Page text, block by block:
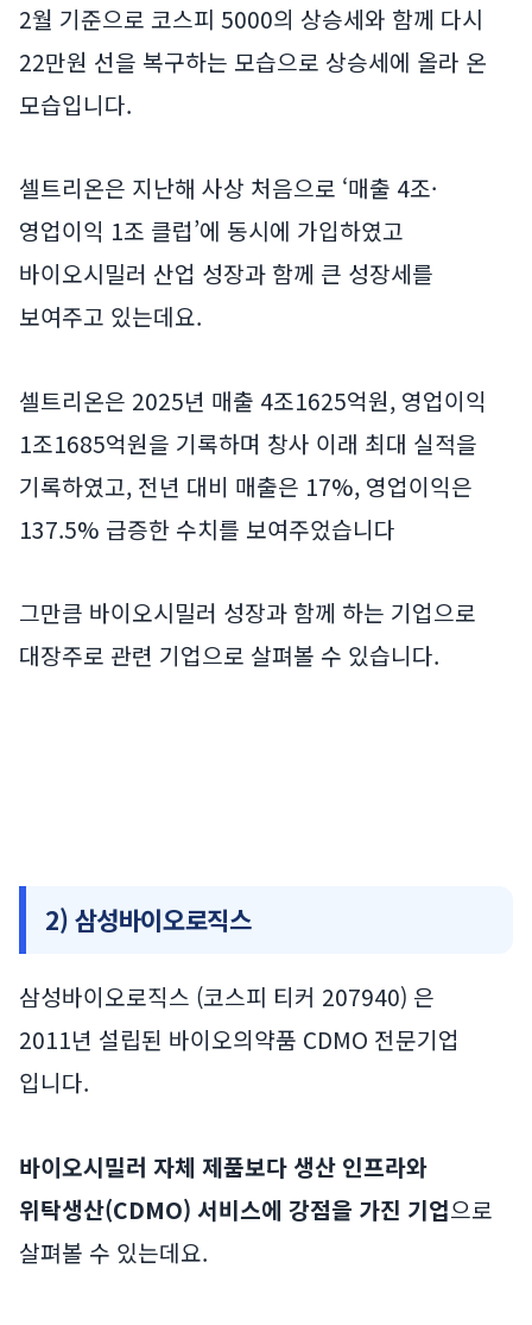
2월 기준으로 코스피 5000의 상승세와 함께 다시
22만원 선을 복구하는 모습으로 상승세에 올라 온
모습입니다.
셀트리온은 지난해 사상 처음으로 ‘매출 4조·
영업이익 1조 클럽’에 동시에 가입하였고
바이오시밀러 산업 성장과 함께 큰 성장세를
보여주고 있는데요.
셀트리온은 2025년 매출 4조1625억원, 영업이익
1조1685억원을 기록하며 창사 이래 최대 실적을
기록하였고, 전년 대비 매출은 17%, 영업이익은
137.5% 급증한 수치를 보여주었습니다
그만큼 바이오시밀러 성장과 함께 하는 기업으로
대장주로 관련 기업으로 살펴볼 수 있습니다.
2) 삼성바이오로직스
삼성바이오로직스 (코스피 티커 207940) 은
2011년 설립된 바이오의약품 CDMO 전문기업
입니다.
바이오시밀러 자체 제품보다 생산 인프라와
위탁생산(CDMO) 서비스에 강점을 가진 기업으로
살펴볼 수 있는데요.